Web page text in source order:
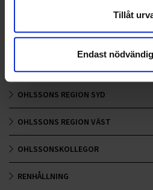
Tillåt
Endast
NYA UPPDRAG
OHLSSONS REGION SYD
OHLSSONS REGION VÄST
OHLSSONSKOLLEGOR
RENHÅLLNING